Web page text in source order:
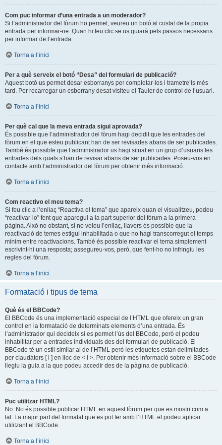
Com puc informar d’una entrada a un moderador?
Si l’administrador del fòrum ho permet, veureu un botó al costat de la propia
entrada per informar-ne. Quan hi feu clic se us guiarà pels passos necessaris
per informar de l’entrada.
Torna a l’inici
Per a què serveix el botó “Desa” del formulari de publicació?
Aquest botó us permet desar esborranys per completar-los i trametre’ls més
tard. Per recarregar un esborrany desat visiteu el Tauler de control de l’usuari.
Torna a l’inici
Per què cal que la meva entrada sigui aprovada?
És possible que l’administrador del fòrum hagi decidit que les entrades del
fòrum en el que esteu publicant han de ser revisades abans de ser publicades.
També és possible que l’administrador us hagi situat en un grup d’usuaris les
entrades dels quals s’han de revisar abans de ser publicades. Poseu-vos en
contacte amb l’administrador del fòrum per obtenir més informació.
Torna a l’inici
Com reactivo el meu tema?
Si feu clic a l’enllaç “Reactiva el tema” que apareix quan el visualitzeu, podeu
“reactivar-lo” fent que aparegui a la part superior del fòrum a la primera
pàgina. Això no obstant, si no veieu l’enllaç, llavors és possible que la
reactivació de temes estigui inhabilitada o que no hagi transcorregut el temps
mínim entre reactivacions. També és possible reactivar el tema simplement
escrivint-hi una resposta; assegureu-vos, però, que fent-ho no infringiu les
regles del fòrum.
Torna a l’inici
Formatació i tipus de tema
Què és el BBCode?
El BBCode és una implementació especial de l’HTML que ofereix un gran
control en la formatació de determinats elements d’una entrada. És
l’administrador qui decideix si es permet l’ús del BBCode, però el podeu
inhabilitar per a entrades individuals des del formulari de publicació. El
BBCode té un estil similar al de l’HTML però les etiquetes estan delimitades
per claudàtors [ i ] en lloc de < i >. Per obtenir més informació sobre el BBCode
llegiu la guia a la que podeu accedir des de la pàgina de publicació.
Torna a l’inici
Puc utilitzar HTML?
No. No és possible publicar HTML en aquest fòrum per que es mostri com a
tal. La major part del formatat que es pot fer amb l’HTML el podeu aplicar
utilitzant el BBCode.
Torna a l’inici